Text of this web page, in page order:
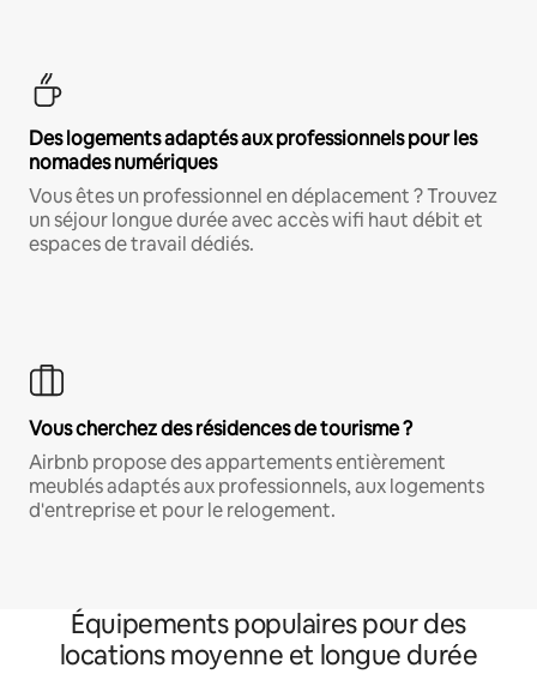
Des logements adaptés aux professionnels pour les
nomades numériques
Vous êtes un professionnel en déplacement ? Trouvez
un séjour longue durée avec accès wifi haut débit et
espaces de travail dédiés.
Vous cherchez des résidences de tourisme ?
Airbnb propose des appartements entièrement
meublés adaptés aux professionnels, aux logements
d'entreprise et pour le relogement.
Équipements populaires pour des
locations moyenne et longue durée